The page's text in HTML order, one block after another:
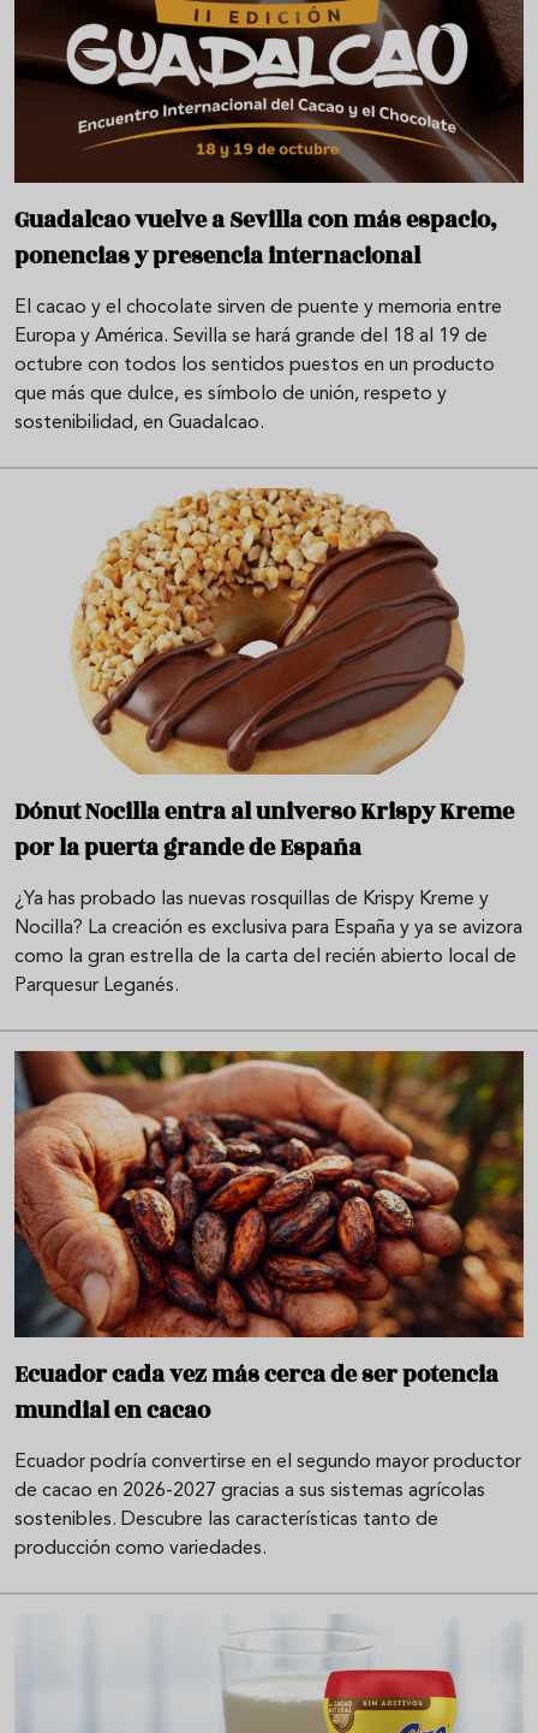
Guadalcao vuelve a Sevilla con más espacio,
ponencias y presencia internacional
El cacao y el chocolate sirven de puente y memoria entre
Europa y América. Sevilla se hará grande del 18 al 19 de
octubre con todos los sentidos puestos en un producto
que más que dulce, es símbolo de unión, respeto y
sostenibilidad, en Guadalcao.
Dónut Nocilla entra al universo Krispy Kreme
por la puerta grande de España
¿Ya has probado las nuevas rosquillas de Krispy Kreme y
Nocilla? La creación es exclusiva para España y ya se avizora
como la gran estrella de la carta del recién abierto local de
Parquesur Leganés.
Ecuador cada vez más cerca de ser potencia
mundial en cacao
Ecuador podría convertirse en el segundo mayor productor
de cacao en 2026-2027 gracias a sus sistemas agrícolas
sostenibles. Descubre las características tanto de
producción como variedades.